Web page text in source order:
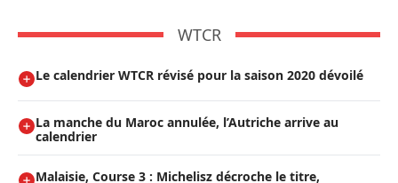
WTCR
Le calendrier WTCR révisé pour la saison 2020 dévoilé
La manche du Maroc annulée, l’Autriche arrive au
calendrier
Malaisie, Course 3 : Michelisz décroche le titre,